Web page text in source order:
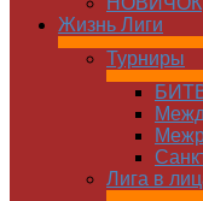
Жизнь Лиги
Турниры
Лига в